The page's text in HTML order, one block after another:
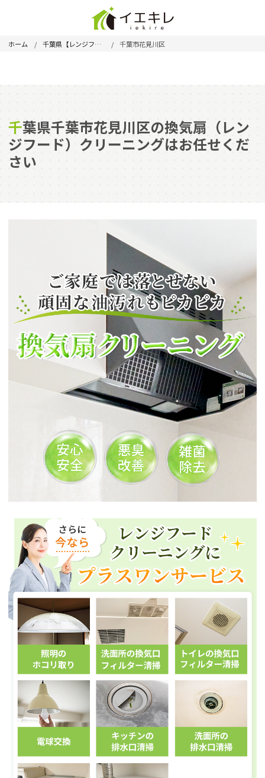
ホーム 千葉県【レンジフード】 千葉市花見川区
千葉県千葉市花見川区の換気扇（レン
ジフード）クリーニングはお任せくだ
さい